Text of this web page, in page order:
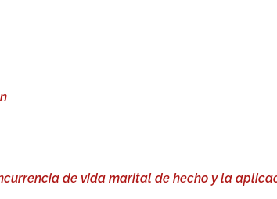
de vida marital de hecho y la